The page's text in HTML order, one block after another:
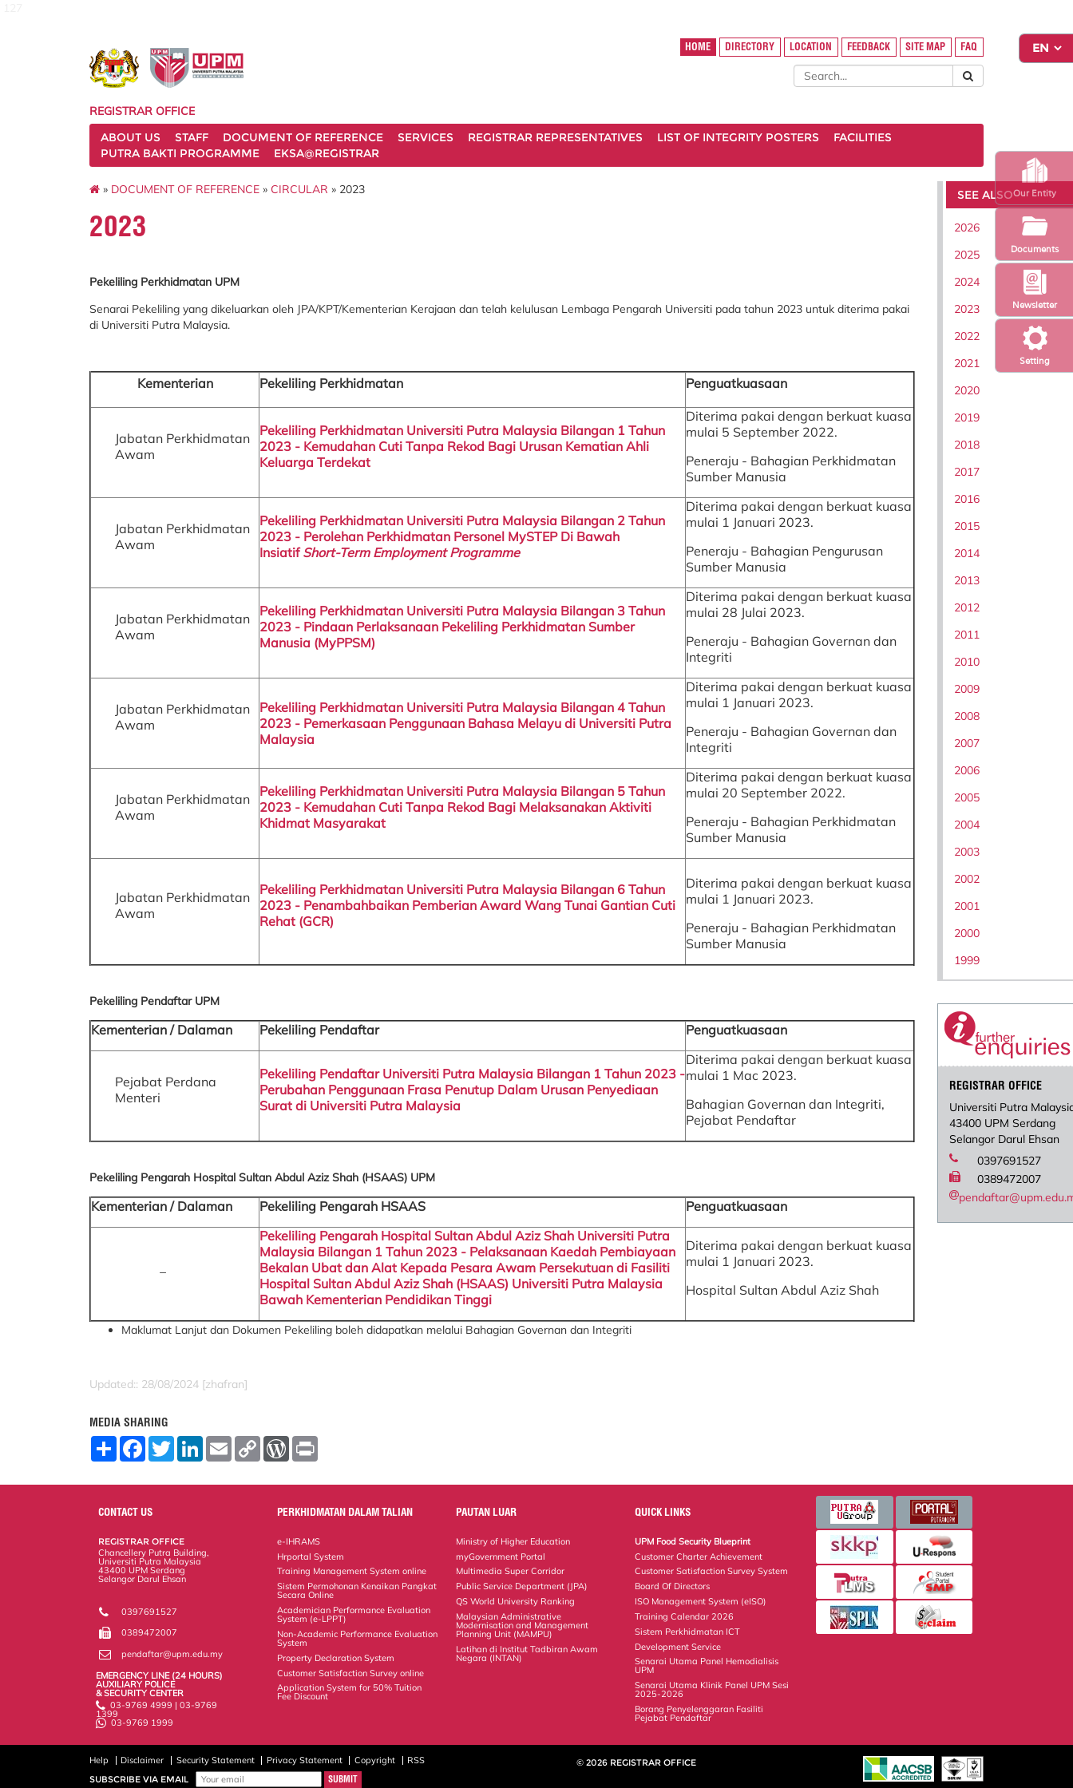
Setting
Newsletter
Our Entity
Documents
HOME DIRECTORY LOCATION FEEDBACK SITE MAP FAQ
REGISTRAR OFFICE
ABOUT US
STAFF DOCUMENT OF REFERENCE SERVICES REGISTRAR REPRESENTATIVES LIST OF INTEGRITY POSTERS
FACILITIES
PUTRA BAKTI PROGRAMME
EKSA@REGISTRAR
» DOCUMENT OF REFERENCE » CIRCULAR » 2023
2023
Pekeliling Perkhidmatan UPM
Senarai Pekeliling yang dikeluarkan oleh JPA/KPT/Kementerian Kerajaan dan telah kelulusan Lembaga Pengarah Universiti pada tahun 2023 untuk diterima pakai
di Universiti Putra Malaysia.
Kementerian Pekeliling Perkhidmatan Penguatkuasaan
Jabatan Perkhidmatan
Awam
Pekeliling Perkhidmatan Universiti Putra Malaysia Bilangan 1 Tahun
2023 - Kemudahan Cuti Tanpa Rekod Bagi Urusan Kematian Ahli
Keluarga Terdekat
Diterima pakai dengan berkuat kuasa
mulai 5 September 2022.
Peneraju - Bahagian Perkhidmatan
Sumber Manusia
Jabatan Perkhidmatan
Awam
Pekeliling Perkhidmatan Universiti Putra Malaysia Bilangan 2 Tahun
2023 - Perolehan Perkhidmatan Personel MySTEP Di Bawah
InsiatifShort-Term Employment Programme
Diterima pakai dengan berkuat kuasa
mulai 1 Januari 2023.
Peneraju - Bahagian Pengurusan
Sumber Manusia
Jabatan Perkhidmatan
Awam
Pekeliling Perkhidmatan Universiti Putra Malaysia Bilangan 3 Tahun
2023 - Pindaan Perlaksanaan Pekeliling Perkhidmatan Sumber
Manusia (MyPPSM)
Diterima pakai dengan berkuat kuasa
mulai 28 Julai 2023.
Peneraju - Bahagian Governan dan
Integriti
Jabatan Perkhidmatan
Awam
Pekeliling Perkhidmatan Universiti Putra Malaysia Bilangan 4 Tahun
2023 - Pemerkasaan Penggunaan Bahasa Melayu di Universiti Putra
Malaysia
Diterima pakai dengan berkuat kuasa
mulai 1 Januari 2023.
Peneraju - Bahagian Governan dan
Integriti
Jabatan Perkhidmatan
Awam
Pekeliling Perkhidmatan Universiti Putra Malaysia Bilangan 5 Tahun
2023 - Kemudahan Cuti Tanpa Rekod Bagi Melaksanakan Aktiviti
Khidmat Masyarakat
Diterima pakai dengan berkuat kuasa
mulai 20 September 2022.
Peneraju - Bahagian Perkhidmatan
Sumber Manusia
Jabatan Perkhidmatan
Awam
Pekeliling Perkhidmatan Universiti Putra Malaysia Bilangan 6 Tahun
2023 - Penambahbaikan Pemberian Award Wang Tunai Gantian Cuti
Rehat (GCR)
Diterima pakai dengan berkuat kuasa
mulai 1 Januari 2023.
Peneraju - Bahagian Perkhidmatan
Sumber Manusia
Pekeliling Pendaftar UPM
Kementerian / Dalaman Pekeliling Pendaftar Penguatkuasaan
Pejabat Perdana
Menteri
Pekeliling Pendaftar Universiti Putra Malaysia Bilangan 1 Tahun 2023 -
Perubahan Penggunaan Frasa Penutup Dalam Urusan Penyediaan
Surat di Universiti Putra Malaysia
Diterima pakai dengan berkuat kuasa
mulai 1 Mac 2023.
Bahagian Governan dan Integriti,
Pejabat Pendaftar
Pekeliling Pengarah Hospital Sultan Abdul Aziz Shah (HSAAS) UPM
Kementerian / Dalaman Pekeliling Pengarah HSAAS Penguatkuasaan
Pekeliling Pengarah Hospital Sultan Abdul Aziz Shah Universiti Putra
Malaysia Bilangan 1 Tahun 2023 - Pelaksanaan Kaedah Pembiayaan
Bekalan Ubat dan Alat Kepada Pesara Awam Persekutuan di Fasiliti
Hospital Sultan Abdul Aziz Shah (HSAAS) Universiti Putra Malaysia
Bawah Kementerian Pendidikan Tinggi
Diterima pakai dengan berkuat kuasa
mulai 1 Januari 2023.
Hospital Sultan Abdul Aziz Shah
Maklumat Lanjut dan Dokumen Pekeliling boleh didapatkan melalui Bahagian Governan dan Integriti
Updated:: 28/08/2024 [zhafran]
MEDIA SHARING
S
F
o
o
T
w
L
E
m
C
W
r
e
s
SEE ALSO
2026
2025
2024
2023
2022
2021
2020
2019
2018
2017
2016
2015
2014
2013
2012
2011
2010
2009
2008
2007
2006
2005
2004
2003
2002
2001
2000
1999
REGISTRAR OFFICE
Universiti Putra
43400 UPM Serdang
Selangor Darul Ehsan
0397691527
0389472007
CONTACT US
REGISTRAR OFFICE
Chancellery Putra Building,
Universiti Putra Malaysia
43400 UPM Serdang
Selangor Darul Ehsan
0397691527
0389472007
pendaftar@upm.edu.my
EMERGENCY LINE (24 HOURS)
AUXILIARY POLICE
& SECURITY CENTER
03-9769 4999 | 03-9769
1399
03-9769 1999
PERKHIDMATAN DALAM TALIAN
e-IHRAMS
Hrportal System
Training Management System online
Sistem Permohonan Kenaikan Pangkat
Secara Online
Academician Performance Evaluation
System (e-LPPT)
Non-Academic Performance Evaluation
System
Property Declaration System
Customer Satisfaction Survey online
Application System for 50% Tuition
Fee Discount
PAUTAN LUAR
Ministry of Higher Education
myGovernment Portal
Multimedia Super Corridor
Public Service Department (JPA)
QS World University Ranking
Malaysian Administrative
Modernisation and Management
Planning Unit (MAMPU)
Latihan di Institut Tadbiran Awam
Negara (INTAN)
QUICK LINKS
UPM Food Security Blueprint
Customer Charter Achievement
Customer Satisfaction Survey System
Board Of Directors
ISO Management System (eISO)
Training Calendar 2026
Sistem Perkhidmatan ICT
Development Service
Senarai Utama Panel Hemodialisis
UPM
Senarai Utama Klinik Panel UPM Sesi
2025-2026
Borang Penyelenggaran Fasiliti
Pejabat Pendaftar
Help Disclaimer Security Statement Privacy Statement Copyright
RSS
SUBSCRIBE VIA EMAIL
© 2026 REGISTRAR OFFICE